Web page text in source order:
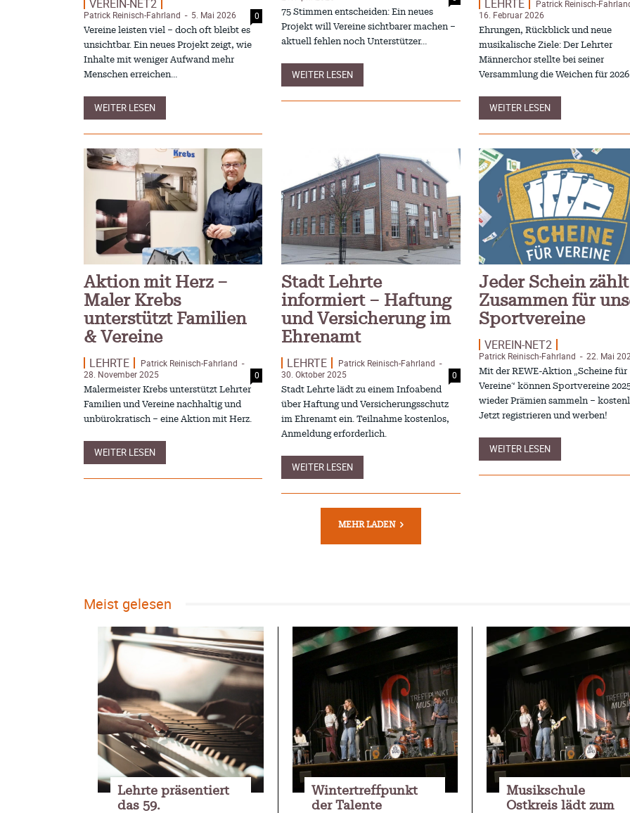
Postbank ade – Bargeld und Beratung
nach der Schließung
12. Januar 2025
Vorlesen schafft Zukunft – Niedersachsen
wirbt für Lesekultur
Patrick Reinisch-Fahrland - 19. November 2024
Ausbildungsfrühstück Lehrte –
Austausch, Einblicke und Chancen
Patrick Reinisch-Fahrland
12. November 2024
Gesundheitscampus Balve
Redaktion
6. September 2024
Kritik an KRH – Lehrter Ratsmitglieder
verhindert
Lehrter Kräuterhexen erobern die TV-
Bildschirme
Patrick Reinisch-Fahrland - 29. Mai 2024
und die stille Krise
Patrick Reinisch-Fahrland
Pflegeheime in Gefahr? –
Abrechnungsprobleme in
Patrick Reinisch-Fahrland - 16.
E-Mobilität und
Patrick Reinisch-Fahrland
EU –
als Wirtschaftsmotor
VEREIN-NET2
Patrick Reinisch-Fahrland - 5. Mai 2026 0
Vereine leisten viel – doch oft bleibt es
unsichtbar. Ein neues Projekt zeigt, wie
Inhalte mit weniger Aufwand mehr
Menschen erreichen…
WEITER LESEN
75 Stimmen entscheiden: Ein neues
Projekt will Vereine sichtbarer machen –
aktuell fehlen noch Unterstützer…
WEITER LESEN
LEHRTE Patrick Reinisch-
16. Februar 2026
Ehrungen, Rückblick und neue
musikalische Ziele: Der Lehrter
Männerchor stellte bei seiner
Versammlung die Weichen für
WEITER LESEN
Aktion mit Herz –
Maler Krebs
unterstützt Familien
& Vereine
LEHRTE Patrick Reinisch-Fahrland -
28. November 2025 0
Malermeister Krebs unterstützt Lehrter
Familien und Vereine nachhaltig und
unbürokratisch – eine Aktion mit Herz.
WEITER LESEN
Stadt Lehrte
informiert – Haftung
und Versicherung im
Ehrenamt
LEHRTE Patrick Reinisch-Fahrland -
30. Oktober 2025 0
Stadt Lehrte lädt zu einem Infoabend
über Haftung und Versicherungsschutz
im Ehrenamt ein. Teilnahme kostenlos,
Anmeldung erforderlich.
WEITER LESEN
Jeder Schein
Zusammen für
Sportvereine
VEREIN-NET2
Patrick Reinisch-Fahrland - 22. Mai
Mit der REWE-Aktion „Scheine für
Vereine“ können Sportvereine
wieder Prämien sammeln –
Jetzt registrieren und werben!
WEITER LESEN
MEHR LADEN
Meist gelesen
Lehrte präsentiert
das 59.
Wintertreffpunkt
der Talente
Musikschule
Ostkreis lädt zum